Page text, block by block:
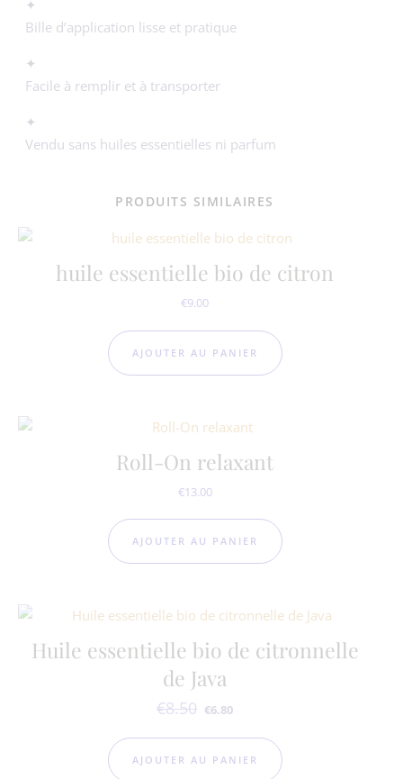
✦
Bille d’application lisse et pratique
✦
Facile à remplir et à transporter
✦
Vendu sans huiles essentielles ni parfum
PRODUITS SIMILAIRES
huile essentielle bio de citron
€9.00
AJOUTER AU PANIER
Roll-On relaxant
€13.00
AJOUTER AU PANIER
Huile essentielle bio de citronnelle
de Java
€8.50 Le prix initial était : €8.50.
€6.80Le prix actuel est : €6.80.
AJOUTER AU PANIER